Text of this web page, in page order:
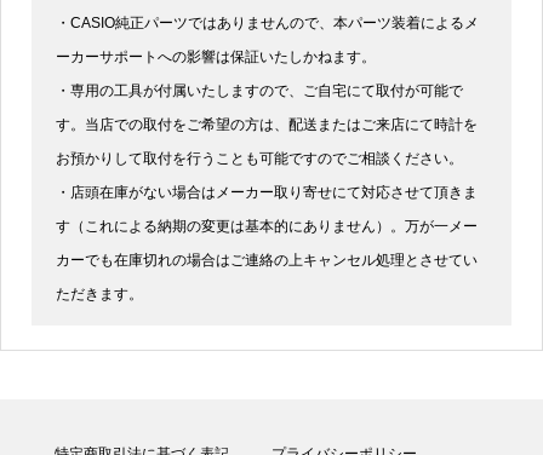
・CASIO純正パーツではありませんので、本パーツ装着によるメ
ーカーサポートへの影響は保証いたしかねます。
・専用の工具が付属いたしますので、ご自宅にて取付が可能で
す。当店での取付をご希望の方は、配送またはご来店にて時計を
お預かりして取付を行うことも可能ですのでご相談ください。
・店頭在庫がない場合はメーカー取り寄せにて対応させて頂きま
す（これによる納期の変更は基本的にありません）。万が一メー
カーでも在庫切れの場合はご連絡の上キャンセル処理とさせてい
ただきます。